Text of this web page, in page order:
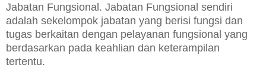
Jabatan Fungsional. Jabatan Fungsional sendiri
adalah sekelompok jabatan yang berisi fungsi dan
tugas berkaitan dengan pelayanan fungsional yang
berdasarkan pada keahlian dan keterampilan
tertentu.